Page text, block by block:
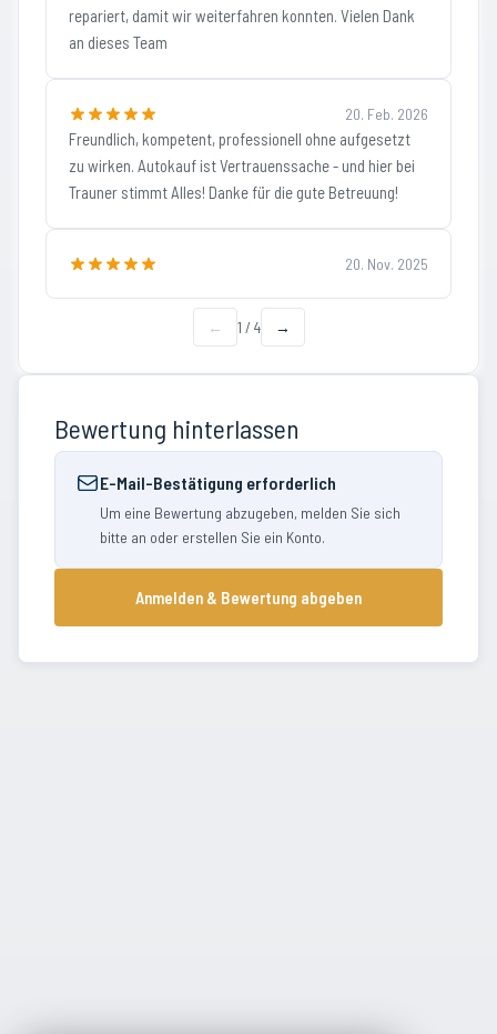
repariert, damit wir weiterfahren konnten. Vielen Dank
an dieses Team
20. Feb. 2026
Freundlich, kompetent, professionell ohne aufgesetzt
zu wirken. Autokauf ist Vertrauenssache - und hier bei
Trauner stimmt Alles! Danke für die gute Betreuung!
20. Nov. 2025
← 1 / 4 →
Bewertung hinterlassen
E-Mail-Bestätigung erforderlich
Um eine Bewertung abzugeben, melden Sie sich
bitte an oder erstellen Sie ein Konto.
Anmelden & Bewertung abgeben